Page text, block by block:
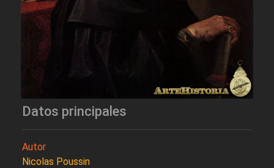
Datos principales
Autor
Nicolas Poussin